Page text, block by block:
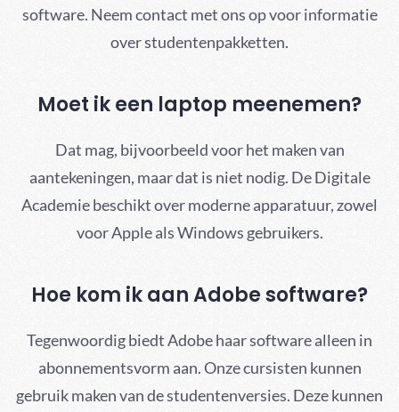
software. Neem contact met ons op voor informatie
over studentenpakketten.
Moet ik een laptop meenemen?
Dat mag, bijvoorbeeld voor het maken van
aantekeningen, maar dat is niet nodig. De Digitale
Academie beschikt over moderne apparatuur, zowel
voor Apple als Windows gebruikers.
Hoe kom ik aan Adobe software?
Tegenwoordig biedt Adobe haar software alleen in
abonnementsvorm aan. Onze cursisten kunnen
gebruik maken van de studentenversies. Deze kunnen